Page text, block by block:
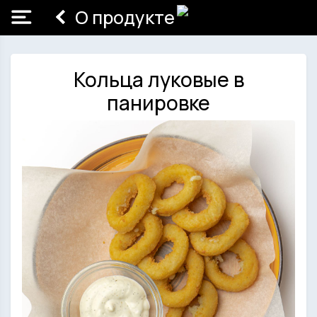
О продукте
Кольца луковые в
панировке